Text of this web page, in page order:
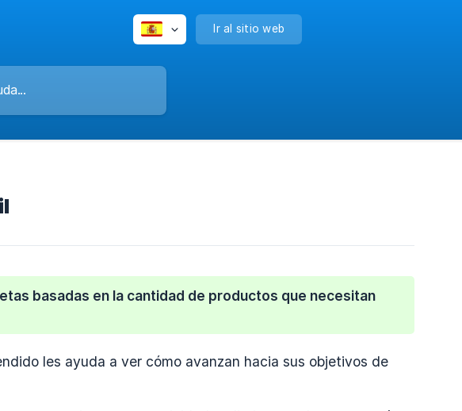
Ir al sitio web
basadas en la cantidad de productos que necesitan
les ayuda a ver cómo avanzan hacia sus objetivos de